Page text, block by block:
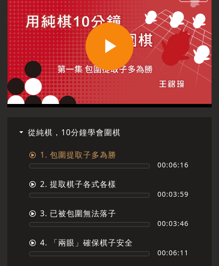
Play
從純棋，10分鐘學會圍棋
1. 包圍提取子多為勝
00:06:16
2. 提取棋子各式各樣
00:03:59
3. 已被包圍無法落子
00:03:46
4. 「兩眼」確保棋子安全
00:06:11